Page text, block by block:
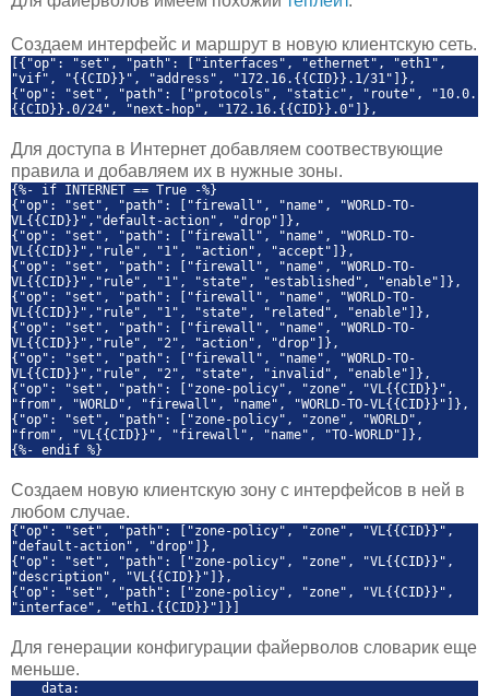
Создаем интерфейс и маршрут в новую клиентскую сеть.
[{"op": "set", "path": ["interfaces", "ethernet", "eth1",
"vif", "{{CID}}", "address", "172.16.{{CID}}.1/31"]},
{"op": "set", "path": ["protocols", "static", "route", "10.0.
{{CID}}.0/24", "next-hop", "172.16.{{CID}}.0"]},
Для доступа в Интернет добавляем соотвествующие
правила и добавляем их в нужные зоны.
{%- if INTERNET == True -%}
{"op": "set", "path": ["firewall", "name", "WORLD-TO-
VL{{CID}}","default-action", "drop"]},
{"op": "set", "path": ["firewall", "name", "WORLD-TO-
VL{{CID}}","rule", "1", "action", "accept"]},
{"op": "set", "path": ["firewall", "name", "WORLD-TO-
VL{{CID}}","rule", "1", "state", "established", "enable"]},
{"op": "set", "path": ["firewall", "name", "WORLD-TO-
VL{{CID}}","rule", "1", "state", "related", "enable"]},
{"op": "set", "path": ["firewall", "name", "WORLD-TO-
VL{{CID}}","rule", "2", "action", "drop"]},
{"op": "set", "path": ["firewall", "name", "WORLD-TO-
VL{{CID}}","rule", "2", "state", "invalid", "enable"]},
{"op": "set", "path": ["zone-policy", "zone", "VL{{CID}}",
"from", "WORLD", "firewall", "name", "WORLD-TO-VL{{CID}}"]},
{"op": "set", "path": ["zone-policy", "zone", "WORLD",
"from", "VL{{CID}}", "firewall", "name", "TO-WORLD"]},
{%- endif %}
Создаем новую клиентскую зону с интерфейсов в ней в
любом случае.
{"op": "set", "path": ["zone-policy", "zone", "VL{{CID}}",
"default-action", "drop"]},
{"op": "set", "path": ["zone-policy", "zone", "VL{{CID}}",
"description", "VL{{CID}}"]},
{"op": "set", "path": ["zone-policy", "zone", "VL{{CID}}",
"interface", "eth1.{{CID}}"]}]
Для генерации конфигурации файерволов словарик еще
меньше.
data: